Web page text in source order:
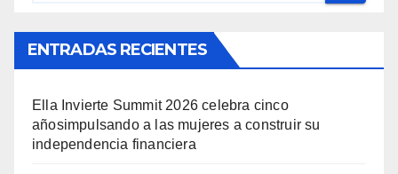
ENTRADAS RECIENTES
Ella Invierte Summit 2026 celebra cinco
añosimpulsando a las mujeres a construir su
independencia financiera